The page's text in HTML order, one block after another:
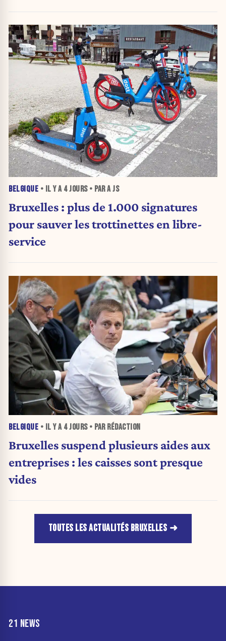
BELGIQUE • IL Y A 4 JOURS• PAR A JS
Bruxelles : plus de 1.000 signatures
pour sauver les trottinettes en libre-
service
BELGIQUE • IL Y A 4 JOURS• PAR RÉDACTION
Bruxelles suspend plusieurs aides aux
entreprises : les caisses sont presque
vides
TOUTES LES ACTUALITÉS BRUXELLES
21 NEWS